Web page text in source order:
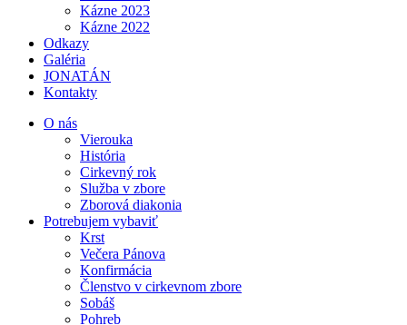
Kázne 2023
Kázne 2022
Odkazy
Galéria
JONATÁN
Kontakty
O nás
Vierouka
História
Cirkevný rok
Služba v zbore
Zborová diakonia
Potrebujem vybaviť
Krst
Večera Pánova
Konfirmácia
Členstvo v cirkevnom zbore
Sobáš
Pohreb